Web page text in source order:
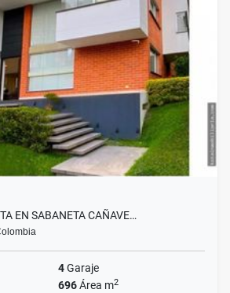
EN SABANETA CAÑAVE…
4Garaje
696Área m2